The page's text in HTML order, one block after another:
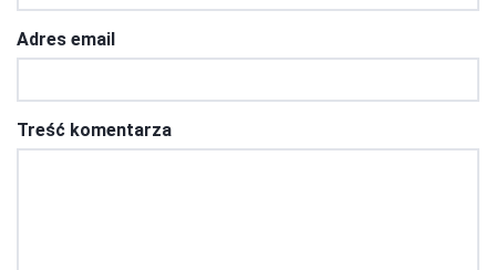
Adres email
Treść komentarza